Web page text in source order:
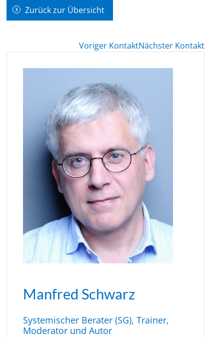
Zurück zur Übersicht
Voriger KontaktNächster Kontakt
Manfred Schwarz
Systemischer Berater (SG), Trainer,
Moderator und Autor